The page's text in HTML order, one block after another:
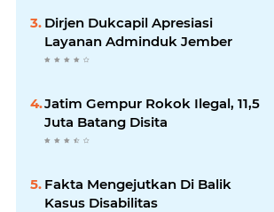
Dirjen Dukcapil Apresiasi
Layanan Adminduk Jember
Jatim Gempur Rokok Ilegal, 11,5
Juta Batang Disita
Fakta Mengejutkan Di Balik
Kasus Disabilitas